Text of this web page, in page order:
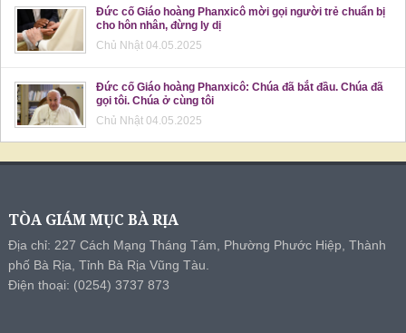
Đức cố Giáo hoàng Phanxicô mời gọi người trẻ chuẩn bị
cho hôn nhân, đừng ly dị
Chủ Nhật 04.05.2025
Đức cố Giáo hoàng Phanxicô: Chúa đã bắt đầu. Chúa đã
gọi tôi. Chúa ở cùng tôi
Chủ Nhật 04.05.2025
TÒA GIÁM MỤC BÀ RỊA
Địa chỉ: 227 Cách Mạng Tháng Tám, Phường Phước Hiệp, Thành
phố Bà Rịa, Tỉnh Bà Rịa Vũng Tàu.
Điện thoại: (0254) 3737 873